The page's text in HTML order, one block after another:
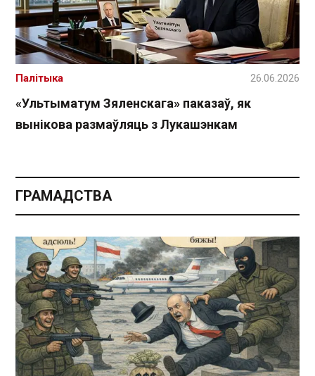
«Ультыматум Зяленскага» паказаў, як
вынікова размаўляць з Лукашэнкам
Палітыка 26.06.2026
ГРАМАДСТВА